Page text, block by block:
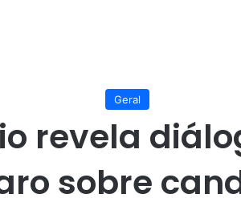
Geral
revela
sobre